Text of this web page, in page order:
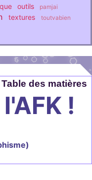
outils
pamjai
textures toutvabien
Table des matières
!